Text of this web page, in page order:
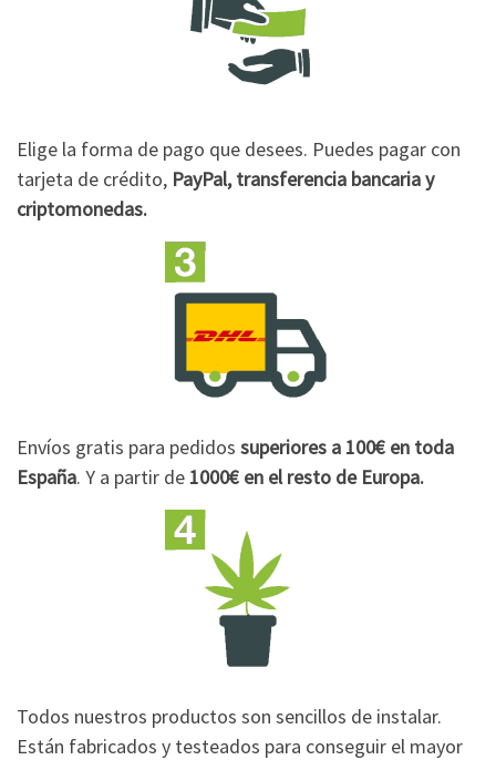
Elige la forma de pago que desees. Puedes pagar con
tarjeta de crédito, PayPal, transferencia bancaria y
criptomonedas.
Envíos gratis para pedidos superiores a 100€ en toda
España. Y a partir de 1000€ en el resto de Europa.
Todos nuestros productos son sencillos de instalar.
Están fabricados y testeados para conseguir el mayor